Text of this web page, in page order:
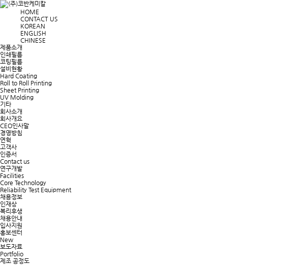
HOME
CONTACT US
KOREAN
ENGLISH
CHINESE
제품소개
인쇄필름
코팅필름
설비현황
Hard Coating
Roll to Roll Printing
Sheet Printing
UV Molding
기타
회사소개
회사개요
CEO인사말
경영방침
연혁
고객사
인증서
Contact us
연구개발
Facilities
Core Technology
Reliability Test Equipment
채용정보
인재상
복리후생
채용안내
입사지원
홍보센터
New
보도자료
Portfolio
제조 공정도